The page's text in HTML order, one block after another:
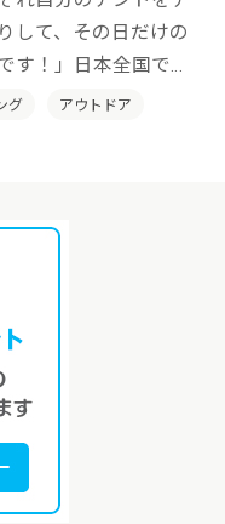
して、その日だけの
す！」日本全国でそ
ン」を開催していき
グ アウトドア